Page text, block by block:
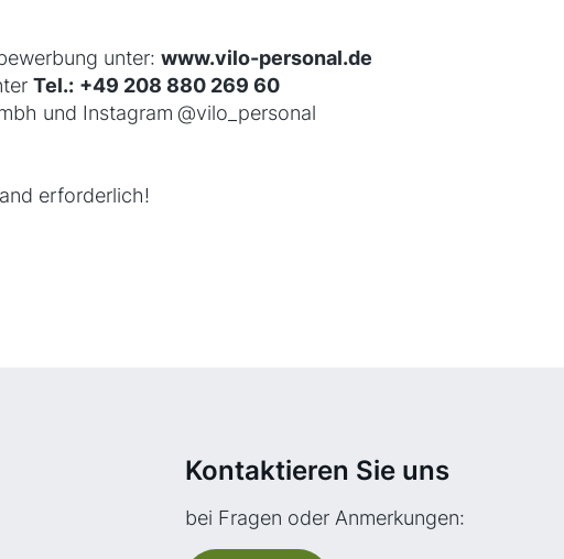
unter: www.vilo-personal.de
Tel.: +49 208 880 269 60
und Instagram @vilo_personal
erforderlich!
Kontaktieren Sie uns
bei Fragen oder Anmerkungen: